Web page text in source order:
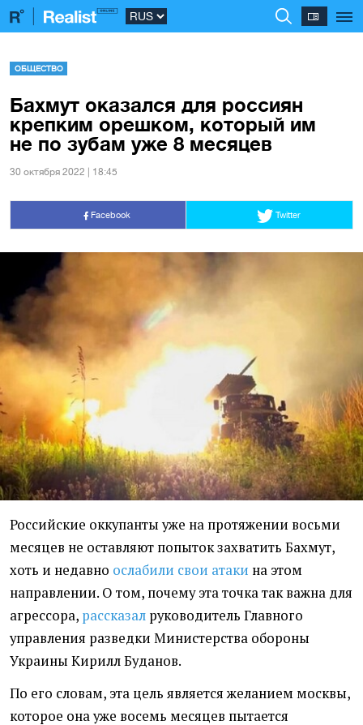
ОБЩЕСТВО
Бахмут оказался для россиян
крепким орешком, который им
не по зубам уже 8 месяцев
30 октября 2022 | 18:45
Facebook Twitter
Российские оккупанты уже на протяжении восьми
месяцев не оставляют попыток захватить Бахмут,
хоть и недавно ослабили свои атаки на этом
направлении. О том, почему эта точка так важна для
агрессора, рассказал руководитель Главного
управления разведки Министерства обороны
Украины Кирилл Буданов.
По его словам, эта цель является желанием москвы,
которое она уже восемь месяцев пытается